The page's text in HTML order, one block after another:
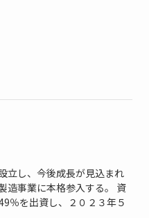
立し、今後成長が見込まれ
造事業に本格参入する。 資
％を出資し、２０２３年５